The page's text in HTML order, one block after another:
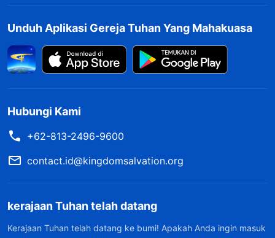
Unduh Aplikasi Gereja Tuhan Yang Mahakuasa
Hubungi Kami
+62-813-2496-9600
contact.id@kingdomsalvation.org
kerajaan Tuhan telah datang
Kerajaan Tuhan telah datang ke bumi! Apakah Anda ingin masuk